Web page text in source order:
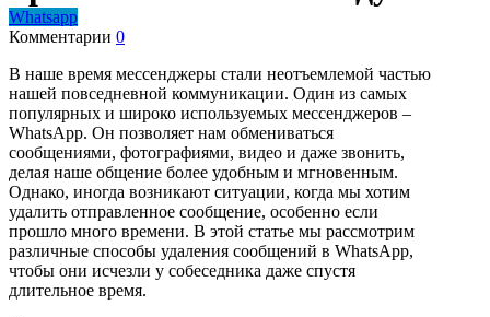
Whatsapp
Комментарии 0
В наше время мессенджеры стали неотъемлемой частью
нашей повседневной коммуникации. Один из самых
популярных и широко используемых мессенджеров –
WhatsApp. Он позволяет нам обмениваться
сообщениями, фотографиями, видео и даже звонить,
делая наше общение более удобным и мгновенным.
Однако, иногда возникают ситуации, когда мы хотим
удалить отправленное сообщение, особенно если
прошло много времени. В этой статье мы рассмотрим
различные способы удаления сообщений в WhatsApp,
чтобы они исчезли у собеседника даже спустя
длительное время.